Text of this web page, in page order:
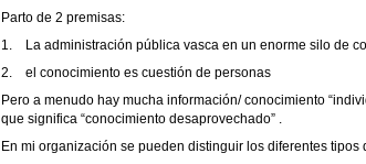
Parto de 2 premisas:
1.
La administración pública vasca en un enorme silo de
2.
el conocimiento es cuestión de personas
Pero a menudo hay mucha información/ conocimiento
que significa “conocimiento desaprovechado” .
En mi organización se pueden distinguir los diferentes tipos